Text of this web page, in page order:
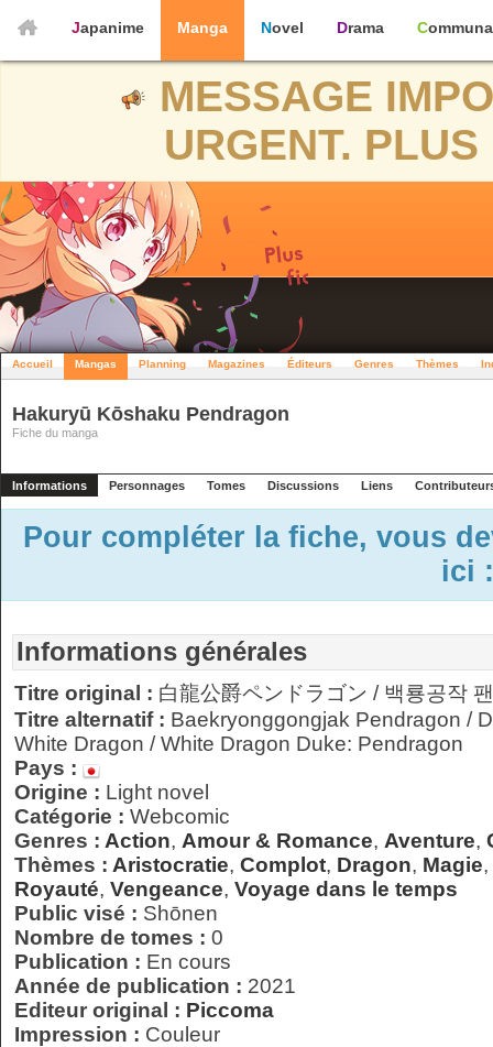
Japanime Manga Novel Drama
MESSAGE
URGENT.
Accueil Mangas Planning Magazines Éditeurs Genres Thèmes
Hakuryū Kōshaku Pendragon
Fiche du manga
Informations Personnages Tomes Discussions Liens
Pour compléter la fiche, vous
ici
Informations générales
Titre original : 白龍公爵ペンドラゴン / 백룡공작
Titre alternatif : Baekryonggongjak Pendragon /
White Dragon / White Dragon Duke: Pendragon
Pays :
Origine : Light novel
Catégorie : Webcomic
Genres : Action, Amour & Romance, Aventure,
Thèmes : Aristocratie, Complot, Dragon, Magie,
Royauté, Vengeance, Voyage dans le temps
Public visé : Shōnen
Nombre de tomes : 0
Publication : En cours
Année de publication : 2021
Editeur original : Piccoma
Impression : Couleur